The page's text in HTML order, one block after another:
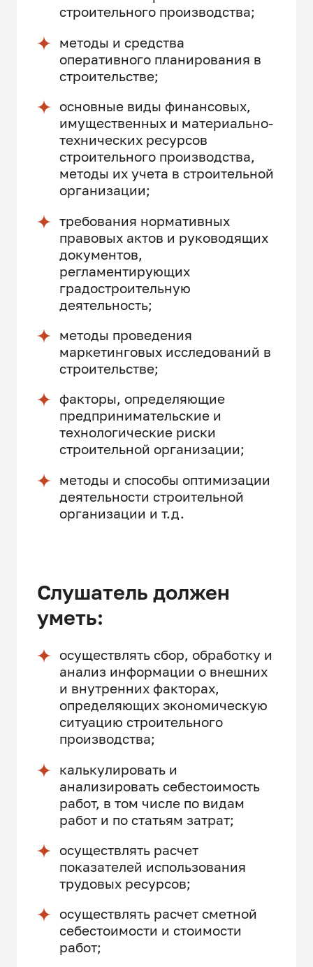
строительного производства;
методы и средства
оперативного планирования в
строительстве;
основные виды финансовых,
имущественных и материально-
технических ресурсов
строительного производства,
методы их учета в строительной
организации;
требования нормативных
правовых актов и руководящих
документов,
регламентирующих
градостроительную
деятельность;
методы проведения
маркетинговых исследований в
строительстве;
факторы, определяющие
предпринимательские и
технологические риски
строительной организации;
методы и способы оптимизации
деятельности строительной
организации и т.д.
Слушатель должен
уметь:
осуществлять сбор, обработку и
анализ информации о внешних
и внутренних факторах,
определяющих экономическую
ситуацию строительного
производства;
калькулировать и
анализировать себестоимость
работ, в том числе по видам
работ и по статьям затрат;
осуществлять расчет
показателей использования
трудовых ресурсов;
осуществлять расчет сметной
себестоимости и стоимости
работ;